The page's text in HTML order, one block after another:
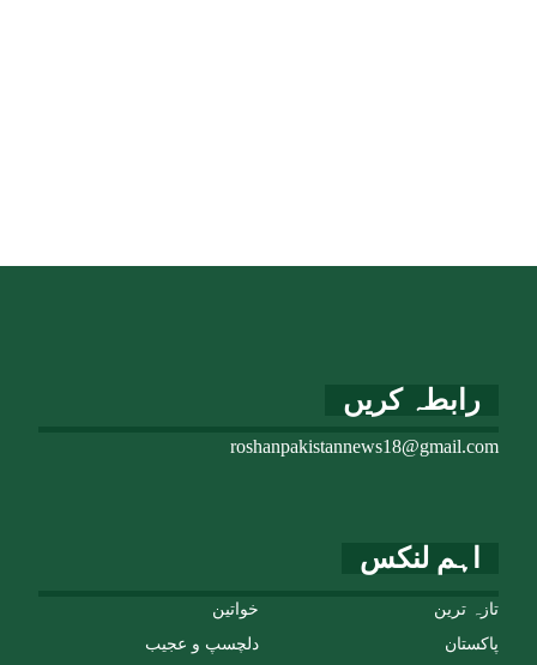
اہم لنکس
خواتین
دلچسپ و عجیب
تازہ ترین
پاکستان
رابطہ کریں
roshanpakistannews18@gmail.com